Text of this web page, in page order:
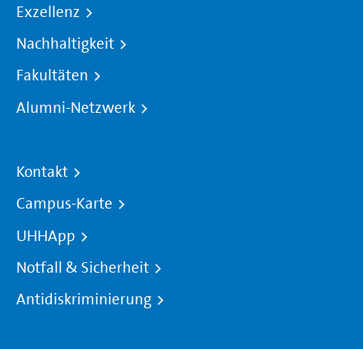
Exzellenz
Nachhaltigkeit
Fakultäten
Alumni-Netzwerk
Kontakt
Campus-Karte
UHHApp
Notfall & Sicherheit
Antidiskriminierung